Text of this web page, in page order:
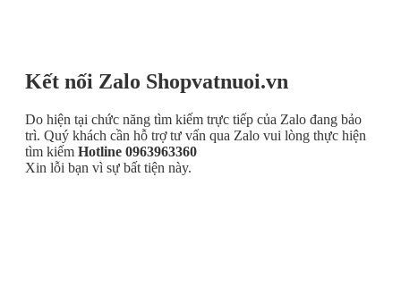
Kết nối Zalo Shopvatnuoi.vn
Do hiện tại chức năng tìm kiếm trực tiếp của Zalo đang bảo
trì. Quý khách cần hỗ trợ tư vấn qua Zalo vui lòng thực hiện
tìm kiếm Hotline 0963963360
Xin lỗi bạn vì sự bất tiện này.